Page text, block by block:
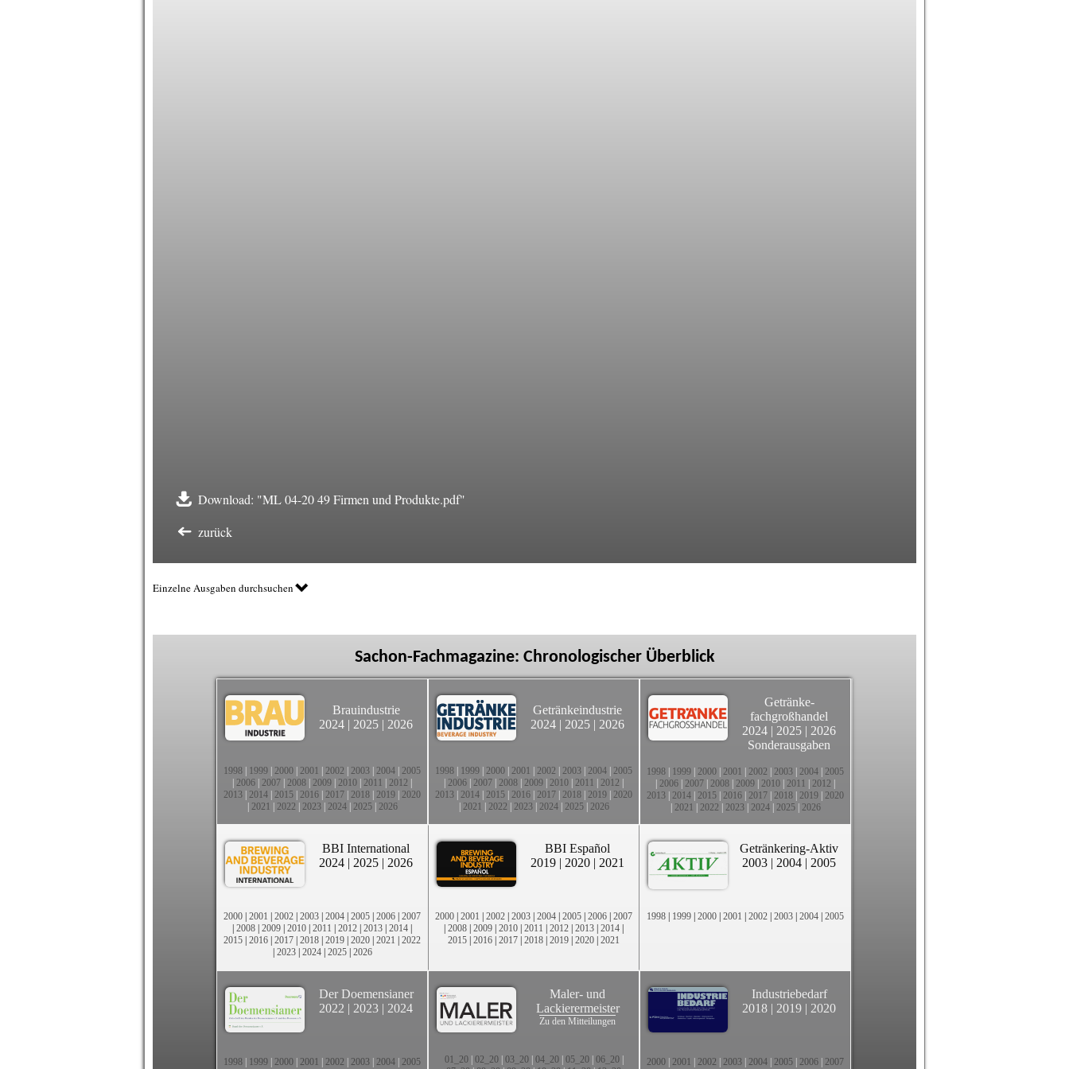
Download: "ML 04-20 49 Firmen und Produkte.pdf"
zurück
Einzelne Ausgaben durchsuchen
Sachon-Fachmagazine: Chronologischer Überblick
Brauindustrie
2024 | 2025 | 2026
1998 1999 2000 2001 2002 2003 2004 2005
2006 2007 2008 2009 2010 2011 2012
2013 2014 2015 2016 2017 2018 2019 2020
2021 2022 2023| 2024| 2025| 2026
Getränkeindustrie
2024 | 2025 | 2026
1998 1999 2000 2001 2002 2003 2004 2005
2006 2007 2008 2009 2010 2011 2012
2013 2014 2015 2016 2017 2018 2019 2020
2021 2022 2023| 2024| 2025| 2026
Getränke-
fachgroßhandel
2024 | 2025 | 2026
Sonderausgaben
1998 1999 2000 2001 2002 2003 2004 2005
2006 2007 2008 2009 2010 2011 2012
2013 2014 2015 2016 2017 2018 2019 2020
2021 2022 2023| 2024| 2025| 2026
BBI International
2024 | 2025 | 2026
2000 | 2001 | 2002 | 2003 | 2004 | 2005 | 2006 | 2007
| 2008 | 2009 | 2010 | 2011 | 2012 | 2013 | 2014 |
2015 | 2016 | 2017 | 2018 | 2019 | 2020 | 2021 | 2022
| 2023| 2024| 2025| 2026
BBI Español
2019 | 2020 | 2021
2000 | 2001 | 2002 | 2003 | 2004 | 2005 | 2006 | 2007
| 2008 | 2009 | 2010 | 2011 | 2012 | 2013 | 2014 |
2015 | 2016 | 2017 | 2018 | 2019 | 2020 | 2021
Getränkering-Aktiv
2003 | 2004 | 2005
1998 | 1999 | 2000 | 2001 | 2002 | 2003 | 2004 | 2005
Der Doemensianer
2022 | 2023 | 2024
1998 1999 2000 2001 2002 2003 2004 2005
Maler- und
Lackierermeister
Zu den Mitteilungen
01_20| 02_20| 03_20| 04_20| 05_20| 06_20|
Industriebedarf
2018 | 2019 | 2020
2000 2001 2002 2003 2004 2005 2006 2007